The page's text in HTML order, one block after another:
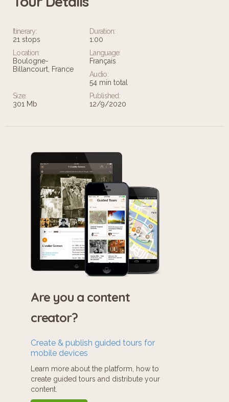
Itinerary:
21 stops
Duration:
1:00
Location:
Boulogne-
Billancourt, France
Language:
Français
Audio:
54 min total
Size:
301 Mb
Published:
12/9/2020
Are you a content
creator?
Create & publish guided tours for
mobile devices
Learn more about the platform, how to
create guided tours and distribute your
content.